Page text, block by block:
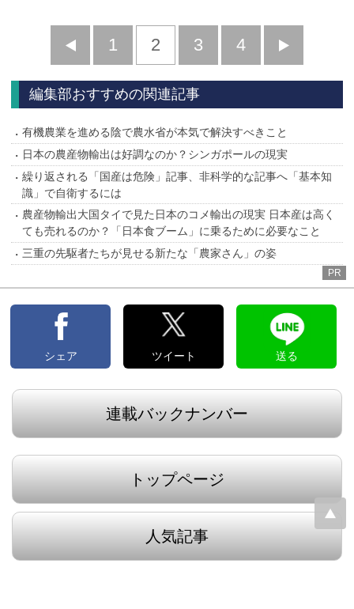
前
へ
1 2 3 4
へ
編集部おすすめの関連記事
有機農業を進める陰で農水省が本気で解決すべきこと
日本の農産物輸出は好調なのか？シンガポールの現実
繰り返される「国産は危険」記事、非科学的な記事へ「基本知
識」で自衛するには
農産物輸出大国タイで見た日本のコメ輸出の現実 日本産は高く
ても売れるのか？「日本食ブーム」に乗るために必要なこと
三重の先駆者たちが見せる新たな「農家さん」の姿
PR
シェア ツイート 送る
連載バックナンバー
トップページ
人気記事